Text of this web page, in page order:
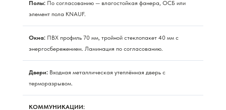
Полы: По согласованию — влагостойкая фанера, ОСБ или
элемент пола KNAUF.
Окна: ПВХ профиль 70 мм, тройной стеклопакет 40 мм с
энергосбережением. Ламинация по согласованию.
Двери: Входная металлическая утеплённая дверь с
терморазрывом.
КОММУНИКАЦИИ: